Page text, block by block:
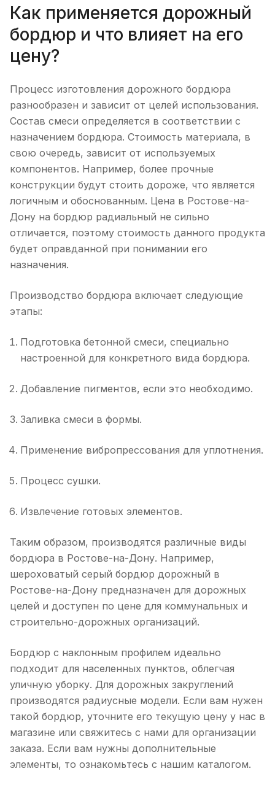
Как применяется дорожный
бордюр и что влияет на его
цену?
Процесс изготовления дорожного бордюра
разнообразен и зависит от целей использования.
Состав смеси определяется в соответствии с
назначением бордюра. Стоимость материала, в
свою очередь, зависит от используемых
компонентов. Например, более прочные
конструкции будут стоить дороже, что является
логичным и обоснованным. Цена в Ростове-на-
Дону на бордюр радиальный не сильно
отличается, поэтому стоимость данного продукта
будет оправданной при понимании его
назначения.
Производство бордюра включает следующие
этапы:
Подготовка бетонной смеси, специально
настроенной для конкретного вида бордюра.
Добавление пигментов, если это необходимо.
Заливка смеси в формы.
Применение вибропрессования для уплотнения.
Процесс сушки.
Извлечение готовых элементов.
Таким образом, производятся различные виды
бордюра в Ростове-на-Дону. Например,
шероховатый серый бордюр дорожный в
Ростове-на-Дону предназначен для дорожных
целей и доступен по цене для коммунальных и
строительно-дорожных организаций.
Бордюр с наклонным профилем идеально
подходит для населенных пунктов, облегчая
уличную уборку. Для дорожных закруглений
производятся радиусные модели. Если вам нужен
такой бордюр, уточните его текущую цену у нас в
магазине или свяжитесь с нами для организации
заказа. Если вам нужны дополнительные
элементы, то ознакомьтесь с нашим каталогом.